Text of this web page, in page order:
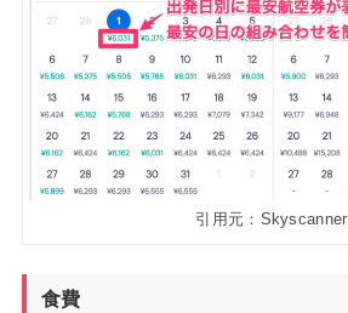
引用元：Skyscanner
食費